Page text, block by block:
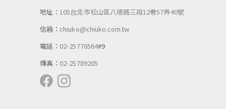
地址： 105台北市松山區八德路三段12巷57弄40號
信箱： chiuko@chiuko.com.tw
電話： 02-25776564#9
傳真： 02-25789205